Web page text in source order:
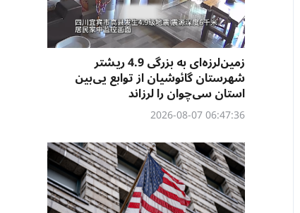
زمین‌لرزه‌ای به بزرگی 4.9 ریشتر
شهرستان گائوشیان از توابع یی‌بین
استان سی‌چوان را لرزاند
06:47:36 2026-08-07